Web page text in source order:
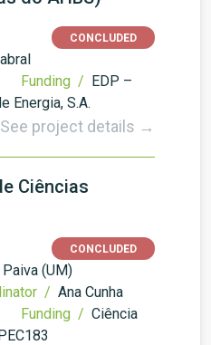
CONCLUDED
Funding / EDP –
Energia, S.A.
See project details →
Ciências
CONCLUDED
Paiva (UM)
/ Ana Cunha
Funding / Ciência